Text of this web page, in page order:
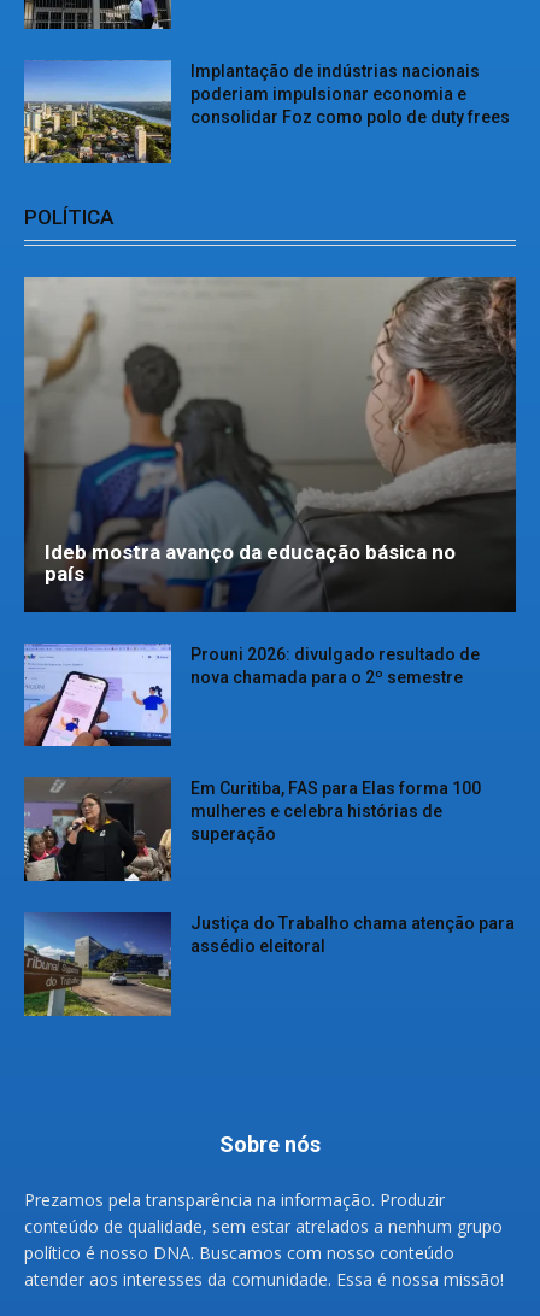
Implantação de indústrias nacionais
poderiam impulsionar economia e
consolidar Foz como polo de duty frees
POLÍTICA
Ideb mostra avanço da educação básica no
país
Prouni 2026: divulgado resultado de
nova chamada para o 2º semestre
Em Curitiba, FAS para Elas forma 100
mulheres e celebra histórias de
superação
Justiça do Trabalho chama atenção para
assédio eleitoral
Sobre nós
Prezamos pela transparência na informação. Produzir
conteúdo de qualidade, sem estar atrelados a nenhum grupo
político é nosso DNA. Buscamos com nosso conteúdo
atender aos interesses da comunidade. Essa é nossa missão!